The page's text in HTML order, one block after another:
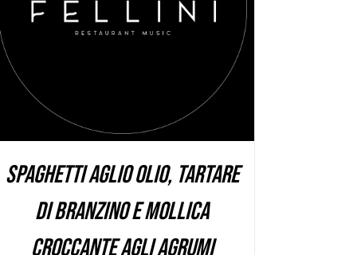
AGGIUNGI AL CARRELLO DETAILS
Spaghetti aglio olio, tartare
di branzino e mollica
croccante agli agrumi